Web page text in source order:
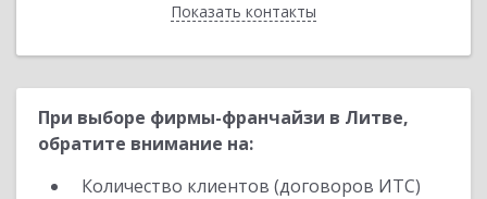
Показать контакты
Назад
При выборе фирмы-франчайзи в Литве,
обратите внимание на:
Количество клиентов (договоров ИТС)